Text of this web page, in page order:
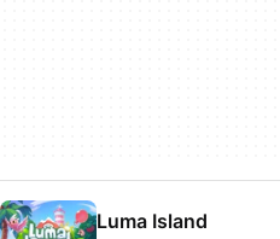
Luma Island